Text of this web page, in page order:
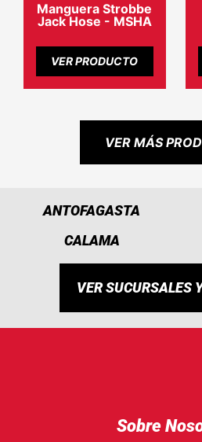
Manguera Strobbe
Jack Hose - MSHA
VER PRODUCTO
VER MÁS
ANTOFAGASTA
CALAMA
VER SUCURSALES
Sobre